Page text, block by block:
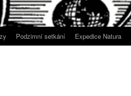
Podzimní setkání Expedice Natura